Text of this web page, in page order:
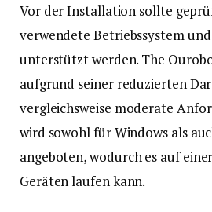
Vor der Installation sollte
verwendete Betriebssystem
unterstützt werden. The
aufgrund seiner reduzierten
vergleichsweise moderate
wird sowohl für Windows als
angeboten, wodurch es auf
Geräten laufen kann.